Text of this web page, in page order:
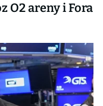
O2 areny i Fora